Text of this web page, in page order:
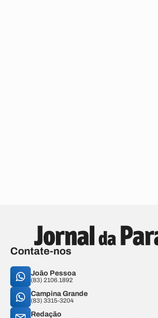
Contate-nos
João Pessoa
(83) 2106.1892
Campina Grande
(83) 3315-3204
Redação